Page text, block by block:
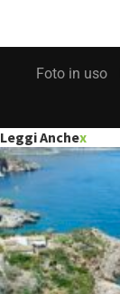
Foto in uso
Leggi Anchex